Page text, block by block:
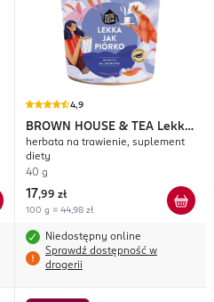
4,9
BROWN HOUSE & TEA Lekka
Jak Piórko
herbata na trawienie, suplement
diety
40 g
17,99 zł
100 g = 44,98 zł
Niedostępny online
Sprawdź dostępność w
drogerii